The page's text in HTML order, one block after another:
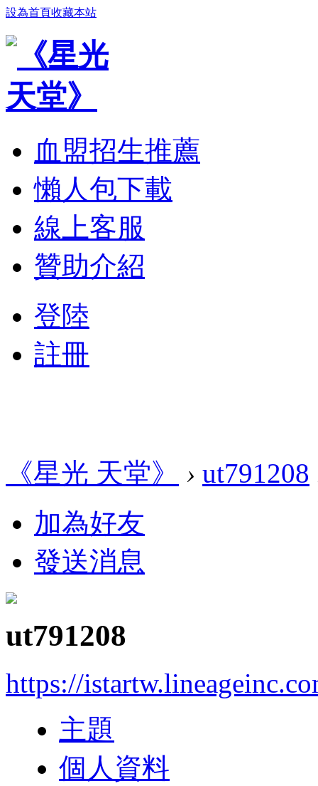
設為首頁收藏本站
血盟招生推薦
懶人包下載
線上客服
贊助介紹
登陸
註冊
《星光 天堂》 › ut791208
加為好友
發送消息
ut791208
https://
主題
個人資料